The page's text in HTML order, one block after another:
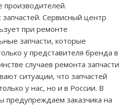
производителей.
Сервисный центр
при ремонте
запчасти, которые
у представителя бренда в
случаев ремонта запчасти
ситуации, что запчастей
у нас, но и в России. В
предупреждаем заказчика на